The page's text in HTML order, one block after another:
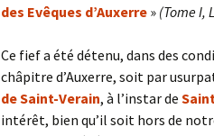
des Evêques d’Auxerre » (Tome I,
Ce fief a été détenu, dans des
châpitre d’Auxerre, soit par
de Saint-Verain, à l’instar de
intérêt, bien qu’il soit hors de